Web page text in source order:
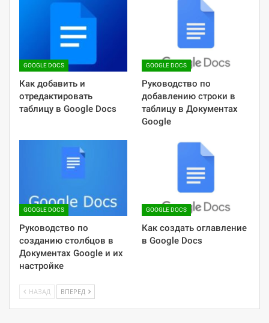
GOOGLE DOCS
Как добавить и
отредактировать
таблицу в Google Docs
GOOGLE DOCS
Руководство по
добавлению строки в
таблицу в Документах
Google
GOOGLE DOCS
Руководство по
созданию столбцов в
Документах Google и их
настройке
GOOGLE DOCS
Как создать оглавление
в Google Docs
НАЗАД ВПЕРЕД